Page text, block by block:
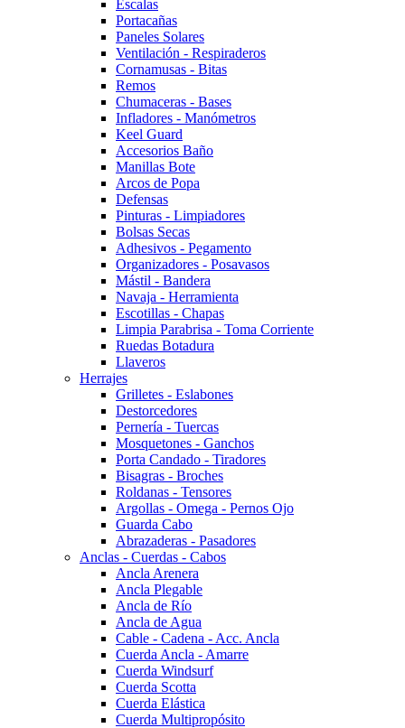
Escalas
Portacañas
Paneles Solares
Ventilación - Respiraderos
Cornamusas - Bitas
Remos
Chumaceras - Bases
Infladores - Manómetros
Keel Guard
Accesorios Baño
Manillas Bote
Arcos de Popa
Defensas
Pinturas - Limpiadores
Bolsas Secas
Adhesivos - Pegamento
Organizadores - Posavasos
Mástil - Bandera
Navaja - Herramienta
Escotillas - Chapas
Limpia Parabrisa - Toma Corriente
Ruedas Botadura
Llaveros
Herrajes
Grilletes - Eslabones
Destorcedores
Pernería - Tuercas
Mosquetones - Ganchos
Porta Candado - Tiradores
Bisagras - Broches
Roldanas - Tensores
Argollas - Omega - Pernos Ojo
Guarda Cabo
Abrazaderas - Pasadores
Anclas - Cuerdas - Cabos
Ancla Arenera
Ancla Plegable
Ancla de Río
Ancla de Agua
Cable - Cadena - Acc. Ancla
Cuerda Ancla - Amarre
Cuerda Windsurf
Cuerda Scotta
Cuerda Elástica
Cuerda Multipropósito